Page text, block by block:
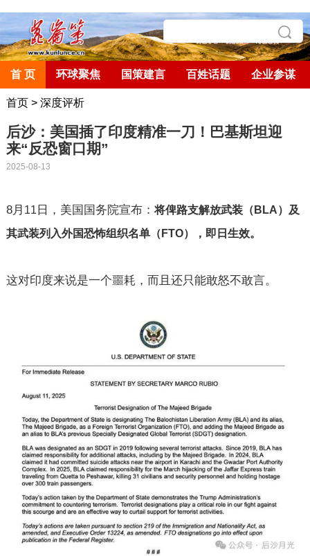
首 页 环球聚焦 国策建言 百姓话题 企业参谋
首页> 深度评析
后沙：美国插了印度精准一刀！巴基斯坦迎
来“反恐窗口期”
2025-08-13
8月 11日，美国国务院宣布：将俾路支解放武装（ BLA）及
其武装列入外国恐怖组织名单（ FTO），即日生效。
这对印度来说是一个噩耗，而且还只能敢怒不敢言。